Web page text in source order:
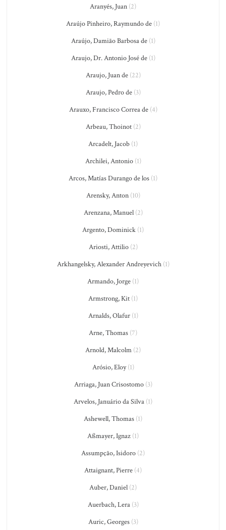
Aranyés, Juan (2)
Araújo Pinheiro, Raymundo de (1)
Araújo, Damião Barbosa de(1)
Araujo, Dr. Antonio José de(1)
Araujo, Juan de(22)
Araujo, Pedro de(3)
Arauxo, Francisco Correa de(4)
Arbeau, Thoinot(2)
Arcadelt, Jacob (1)
Archilei, Antonio(1)
Arcos, Matías Durango de los (1)
Arensky, Anton(10)
Arenzana, Manuel(2)
Argento, Dominick (1)
Ariosti, Attilio(2)
Arkhangelsky, Alexander Andreyevich(1)
Armando, Jorge (1)
Armstrong, Kit (1)
Arnalds, Olafur(1)
Arne, Thomas (7)
Arnold, Malcolm (2)
Arósio, Eloy(1)
Arriaga, Juan Crisostomo(3)
Arvelos, Januário da Silva (1)
Ashewell, Thomas (1)
Aßmayer, Ignaz (1)
Assumpção, Isidoro (2)
Attaignant, Pierre (4)
Auber, Daniel (2)
Auerbach, Lera(3)
Auric, Georges(3)